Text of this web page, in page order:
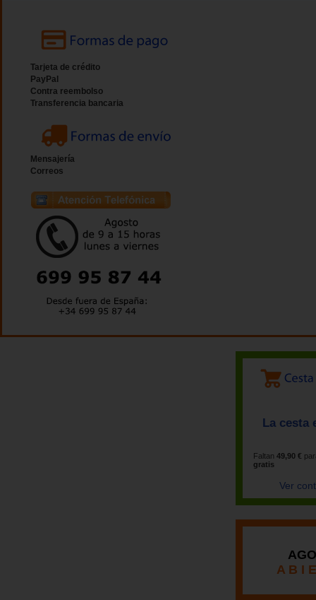
Tarjeta de crédito
PayPal
Contra reembolso
Transferencia bancaria
Mensajería
Correos
La cesta
Faltan 49,90 €
gratis
Ver
A B I